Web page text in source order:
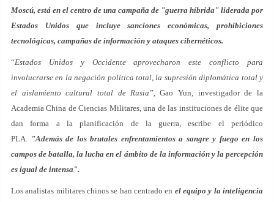
Moscú, está en el centro de una campaña de "guerra híbrida" liderada por
Estados Unidos que incluye sanciones económicas, prohibiciones
tecnológicas, campañas de información y ataques cibernéticos.
“Estados Unidos y Occidente aprovecharon este conflicto para
involucrarse en la negación política total, la supresión diplomática total y
el aislamiento cultural total de Rusia”, Gao Yun, investigador de la
Academia China de Ciencias Militares, una de las instituciones de élite que
dan forma a la planificación de la guerra, escribe el periódico
PLA. "Además de los brutales enfrentamientos a sangre y fuego en los
campos de batalla, la lucha en el ámbito de la información y la percepción
es igual de intensa".
Los analistas militares chinos se han centrado en el equipo y la inteligencia